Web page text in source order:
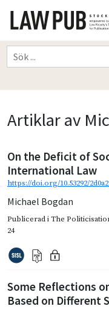
Artiklar av
On the Deficit of
International Law
https://doi.org/10.53292/
Michael Bogdan
Publicerad iThe
24
Some Reflections
Based on Different